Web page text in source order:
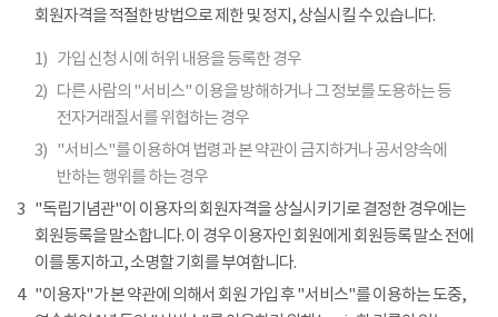
회원자격을 적절한 방법으로 제한 및 정지, 상실시킬 수 있습니다.
1) 가입 신청 시에 허위 내용을 등록한 경우
2) 다른 사람의 "서비스" 이용을 방해하거나 그 정보를 도용하는 등
전자거래질서를 위협하는 경우
3) "서비스"를 이용하여 법령과 본 약관이 금지하거나 공서양속에
반하는 행위를 하는 경우
3 "독립기념관"이 이용자의 회원자격을 상실시키기로 결정한 경우에는
회원등록을 말소합니다. 이 경우 이용자인 회원에게 회원등록 말소 전에
이를 통지하고, 소명할 기회를 부여합니다.
4
"이용자"가 본 약관에 의해서 회원 가입 후 "서비스"를 이용하는 도중,